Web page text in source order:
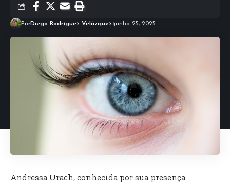
PorDiego Rodríguez Velázquez junho 25, 2025
Andressa Urach, conhecida por sua presença